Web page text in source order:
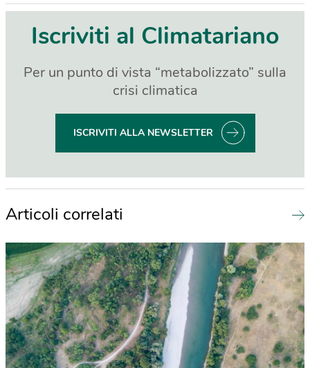
Iscriviti al Climatariano
Per un punto di vista “metabolizzato” sulla
crisi climatica
ISCRIVITI ALLA NEWSLETTER
Articoli correlati